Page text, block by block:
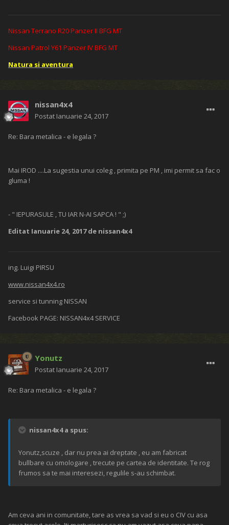
Nissan Terrano R20 Panzer II BFG MT
Nissan Patrol Y61 Panzer IV BFG MT
Natura si aventura
nissan4x4
Postat Ianuarie 24, 2017
Re: Bara metalica - e legala ?
Mai IROD ....La sugestia unui coleg , primita pe PM , imi permit sa fac o
gluma !
- " IEPURASULE , TU IAR N-AI SAPCA ! " ;)
Editat Ianuarie 24, 2017de nissan4x4
ing. Luigi PIRSU
www.nissan4x4.ro
service si tunning NISSAN
Facebook PAGE: NISSAN4x4 SERVICE
Yonutz
Postat Ianuarie 24, 2017
Re: Bara metalica - e legala ?
nissan4x4 a spus:
Yonutz,scuze , dar nu prea ai dreptate , eu am fabricat
bullbare cu omologare , trecute pe cartea de identitate. Te rog
frumos sa te mai interesezi, regulile s-au schimbat.
Am ceva ani in comunitate, tare as vrea sa vad si eu o CIV cu asa